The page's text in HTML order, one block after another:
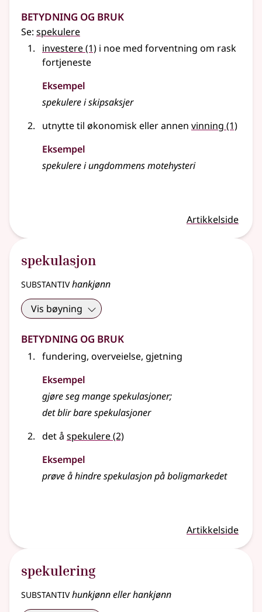
Betydning og bruk
Se: spekulere
investere(1) i noe med forventning om rask
fortjeneste
Eksempel
spekulere i skipsaksjer
utnytte til økonomisk eller annen vinning (1)
Eksempel
spekulere i ungdommens motehysteri
Artikkelside
spekulasjon
substantivhankjønn
Vis bøyning
Betydning og bruk
fundering, overveielse, gjetning
Eksempel
gjøre seg mangespekulasjoner;
det blir bare spekulasjoner
det å spekulere(2)
Eksempel
prøve å hindrespekulasjonpå boligmarkedet
Artikkelside
spekulering
substantivhunkjønn eller hankjønn